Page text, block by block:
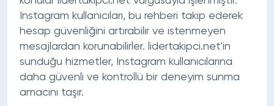
Instagram kullanıcıları, bu rehberi takip ederek
hesap güvenliğini artırabilir ve istenmeyen
mesajlardan korunabilirler. lidertakipci.net'in
sunduğu hizmetler, Instagram kullanıcılarına
daha güvenli ve kontrollü bir deneyim sunma
amacını taşır.